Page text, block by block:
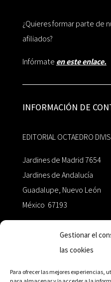
Gestionar el
las cookies
Para ofrecer las mejores experiencias,
¿Quieres formar parte de
afiliados?
Infórmate en este enlace.
INFORMACIÓN DE
EDITORIAL OCTAEDRO
Jardines de Madrid 7654
Jardines de Andalucía
Guadalupe, Nuevo León
México 67193
+52 811.499.5638